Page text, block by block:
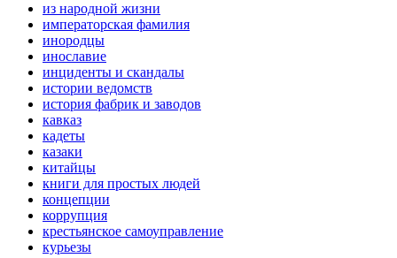
из народной жизни
императорская фамилия
инородцы
инославие
инциденты и скандалы
истории ведомств
история фабрик и заводов
кавказ
кадеты
казаки
китайцы
книги для простых людей
концепции
коррупция
крестьянское самоуправление
курьезы